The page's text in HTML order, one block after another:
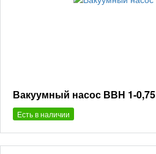
Вакуумный насос ВВН 1-0,75
Есть в наличии